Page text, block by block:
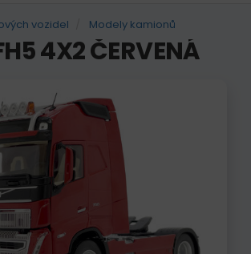
vozidel Modely kamionů
4X2 ČERVENÁ